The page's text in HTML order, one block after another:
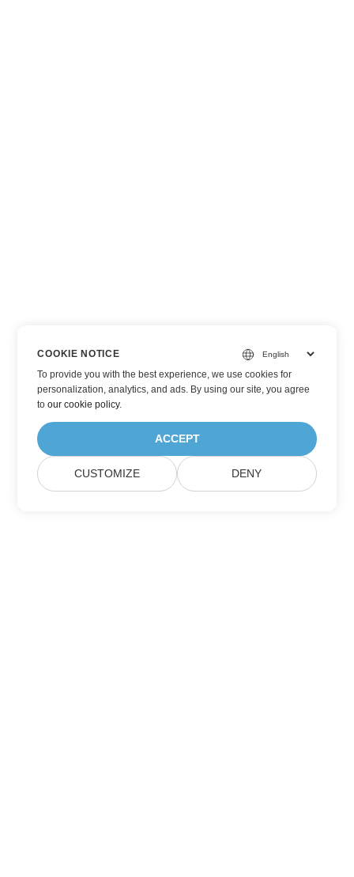
COOKIE NOTICE
To provide you with the best experience, we use cookies for
personalization, analytics, and ads. By using our site, you agree
toour cookie policy.
ACCEPT
CUSTOMIZE DENY